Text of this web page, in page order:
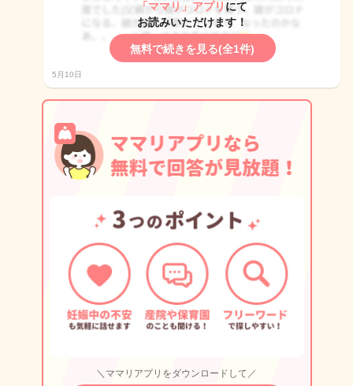
「ママリ」アプリ にて
お読みいただけます！
無料で続きを見る(全1件)
5月10日
＼ママリアプリをダウンロードして／